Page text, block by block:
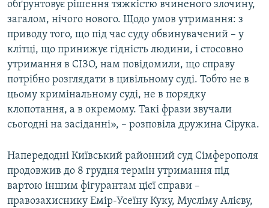
обґрунтовує рішення тяжкістю вчиненого злочину,
загалом, нічого нового. Щодо умов утримання: з
приводу того, що під час суду обвинувачений – у
клітці, що принижує гідність людини, і стосовно
утримання в СІЗО, нам повідомили, що справу
потрібно розглядати в цивільному суді. Тобто не в
цьому кримінальному суді, не в порядку
клопотання, а в окремому. Такі фрази звучали
сьогодні на засіданні», – розповіла дружина Сірука.
Напередодні Київський районний суд Сімферополя
продовжив до 8 грудня термін утримання під
вартою іншим фігурантам цієї справи –
правозахиснику Емір-Усеїну Куку, Мусліму Алієву,